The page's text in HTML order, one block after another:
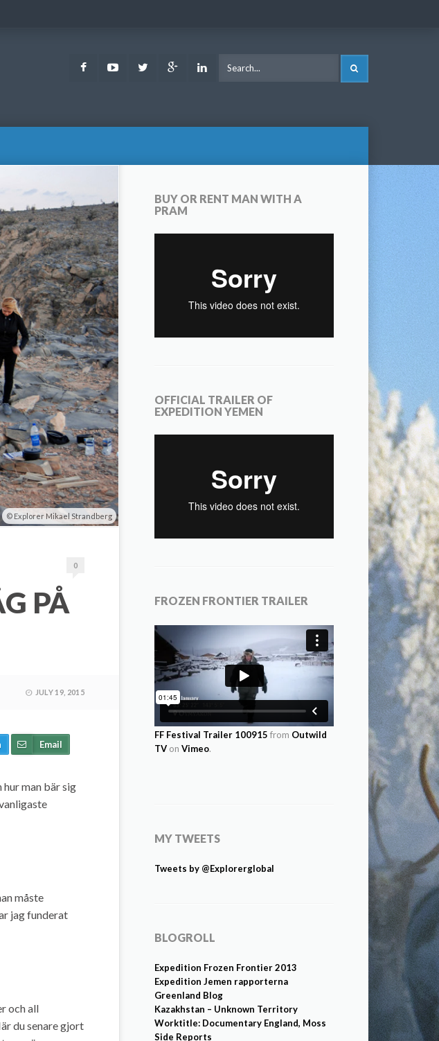
FacebookYoutubeTwitter Google LinkedIn
Explorer Mikael Strandberg
0
PÅ
JULY 19, 2015
Email
man bär sig
måste
jag funderat
och all
du senare gjort
BUY OR RENT MAN WITH A
PRAM
OFFICIAL TRAILER OF
EXPEDITION YEMEN
FROZEN FRONTIER TRAILER
FF Festival Trailer 100915 from Outwild
TV on Vimeo.
MY TWEETS
Tweets by @Explorerglobal
BLOGROLL
Expedition Frozen Frontier 2013
Expedition Jemen rapporterna
Greenland Blog
Kazakhstan – Unknown Territory
Worktitle: Documentary England, Moss
Side Reports